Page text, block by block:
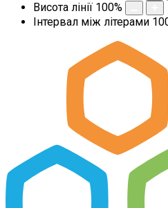
Висота лінії 100%
Інтервал між літерами